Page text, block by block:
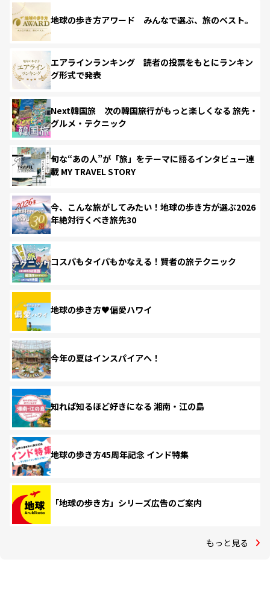
地球の歩き方アワード みんなで選ぶ、旅のベスト。
エアラインランキング 読者の投票をもとにランキン
グ形式で発表
Next韓国旅 次の韓国旅行がもっと楽しくなる 旅先・
グルメ・テクニック
旬な“あの人”が「旅」をテーマに語るインタビュー連
載 MY TRAVEL STORY
今、こんな旅がしてみたい！地球の歩き方が選ぶ2026
年絶対行くべき旅先30
コスパもタイパもかなえる！賢者の旅テクニック
地球の歩き方♥偏愛ハワイ
今年の夏はインスパイアへ！
知れば知るほど好きになる 湘南・江の島
地球の歩き方45周年記念 インド特集
「地球の歩き方」シリーズ広告のご案内
もっと見る